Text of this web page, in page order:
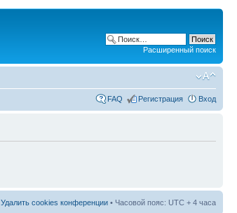
Расширенный поиск
FAQ Регистрация Вход
Удалить cookies конференции • Часовой пояс: UTC + 4 часа